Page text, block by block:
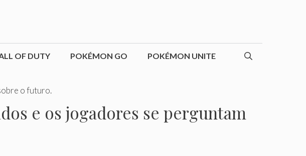
OF DUTY POKÉMON GO POKÉMON UNITE
o futuro.
e os jogadores se perguntam